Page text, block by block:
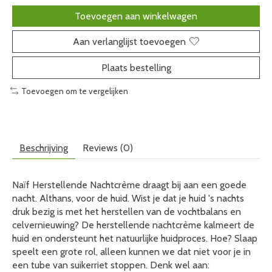
Toevoegen aan winkelwagen
Aan verlanglijst toevoegen
Plaats bestelling
Toevoegen om te vergelijken
Beschrijving Reviews (0)
Naïf Herstellende Nachtcrème draagt bij aan een goede
nacht. Althans, voor de huid. Wist je dat je huid 's nachts
druk bezig is met het herstellen van de vochtbalans en
celvernieuwing? De herstellende nachtcrème kalmeert de
huid en ondersteunt het natuurlijke huidproces. Hoe? Slaap
speelt een grote rol, alleen kunnen we dat niet voor je in
een tube van suikerriet stoppen. Denk wel aan: